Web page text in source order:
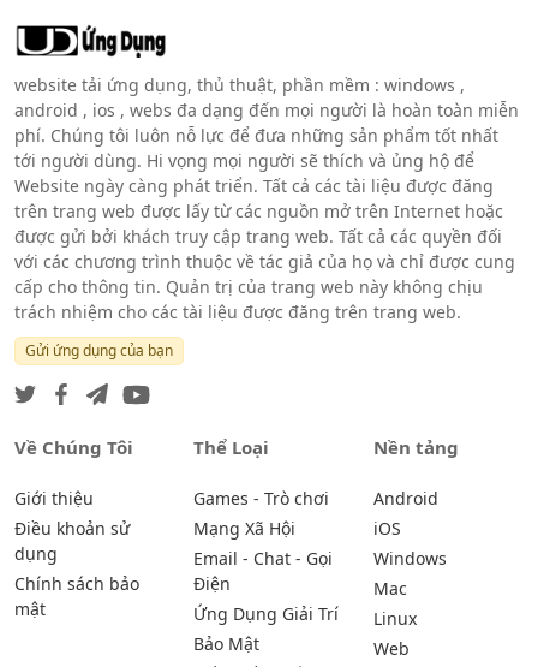
website tải ứng dụng, thủ thuật, phần mềm : windows ,
android , ios , webs đa dạng đến mọi người là hoàn toàn miễn
phí. Chúng tôi luôn nỗ lực để đưa những sản phẩm tốt nhất
tới người dùng. Hi vọng mọi người sẽ thích và ủng hộ để
Website ngày càng phát triển. Tất cả các tài liệu được đăng
trên trang web được lấy từ các nguồn mở trên Internet hoặc
được gửi bởi khách truy cập trang web. Tất cả các quyền đối
với các chương trình thuộc về tác giả của họ và chỉ được cung
cấp cho thông tin. Quản trị của trang web này không chịu
trách nhiệm cho các tài liệu được đăng trên trang web.
Gửi ứng dụng của bạn
Về Chúng Tôi
Giới thiệu
Điều khoản sử
dụng
Chính sách bảo
mật
Thể Loại
Games - Trò chơi
Mạng Xã Hội
Email - Chat - Gọi
Điện
Ứng Dụng Giải Trí
Bảo Mật
Nền tảng
Android
iOS
Windows
Mac
Linux
Web